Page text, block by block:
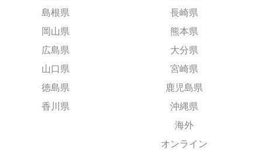
島根県
岡山県
広島県
山口県
徳島県
香川県
長崎県
熊本県
大分県
宮崎県
鹿児島県
沖縄県
海外
オンライン